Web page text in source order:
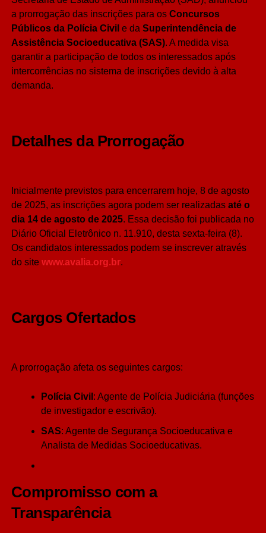
a prorrogação das inscrições para os Concursos
Públicos da Polícia Civil e da Superintendência de
Assistência Socioeducativa (SAS). A medida visa
garantir a participação de todos os interessados após
intercorrências no sistema de inscrições devido à alta
demanda.
Detalhes da Prorrogação
Inicialmente previstos para encerrarem hoje, 8 de agosto
de 2025, as inscrições agora podem ser realizadas até o
dia 14 de agosto de 2025. Essa decisão foi publicada no
Diário Oficial Eletrônico n. 11.910, desta sexta-feira (8).
Os candidatos interessados podem se inscrever através
do site www.avalia.org.br.
Cargos Ofertados
A prorrogação afeta os seguintes cargos:
Polícia Civil : Agente de Polícia Judiciária (funções
de investigador e escrivão).
SAS: Agente de Segurança Socioeducativa e
Analista de Medidas Socioeducativas.
Compromisso com a
Transparência